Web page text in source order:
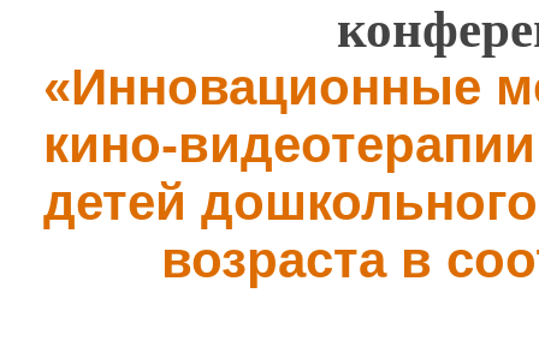
«Инновационные
кино-
детей
возраста в